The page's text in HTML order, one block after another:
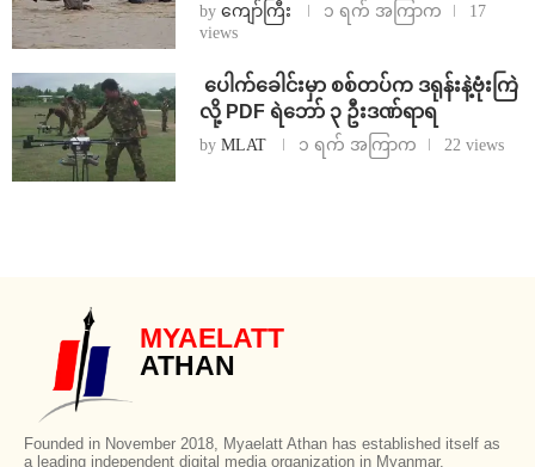
by ကျော်ကြီး ၁ ရက် အကြာက
17
views
⁩ ⁨ပေါက်ခေါင်းမှာ စစ်တပ်က ဒရုန်းနဲ့ဗုံးကြဲ
လို့ PDF ရဲဘော် ၃ ဦးဒဏ်ရာရ
by MLAT ၁ ရက် အကြာက 22 views
MYAELATT
ATHAN
Founded in November 2018, Myaelatt Athan has established itself as
a leading independent digital media organization in Myanmar,